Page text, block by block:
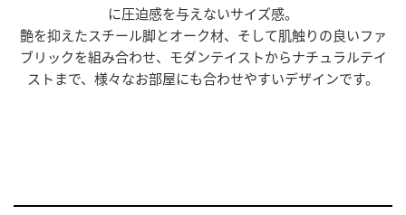
に圧迫感を与えないサイズ感。
艶を抑えたスチール脚とオーク材、そして肌触りの良いファ
ブリックを組み合わせ、モダンテイストからナチュラルテイ
ストまで、様々なお部屋にも合わせやすいデザインです。